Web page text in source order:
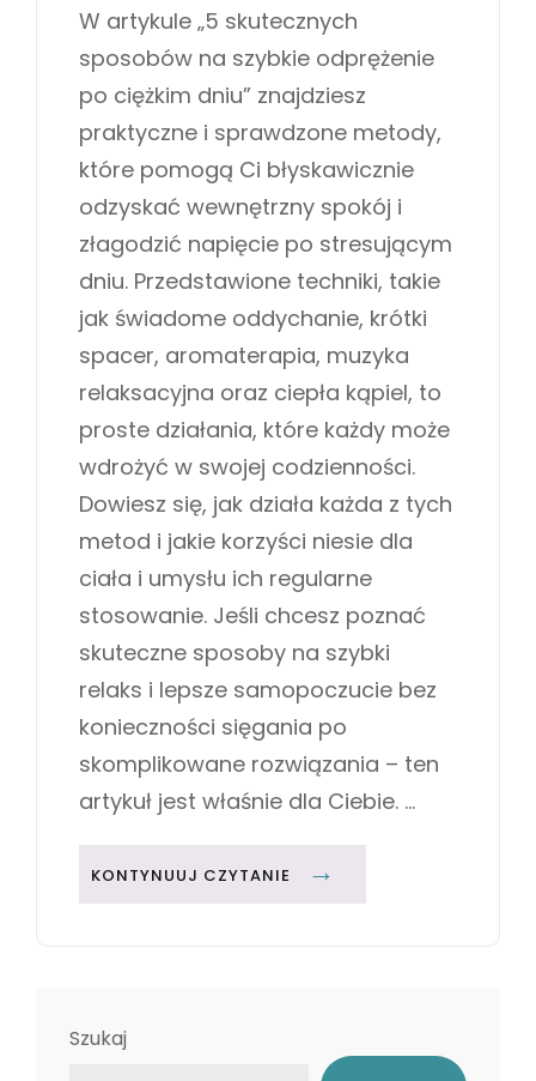
R
O
W
C
I
A
Ł
O
Y
S
Ł
s
e
d
o
n
E
G
O
I
E
W artykule „5 skutecznych
sposobów na szybkie odprężenie
po ciężkim dniu” znajdziesz
praktyczne i sprawdzone metody,
które pomogą Ci błyskawicznie
odzyskać wewnętrzny spokój i
złagodzić napięcie po stresującym
dniu. Przedstawione techniki, takie
jak świadome oddychanie, krótki
spacer, aromaterapia, muzyka
relaksacyjna oraz ciepła kąpiel, to
proste działania, które każdy może
wdrożyć w swojej codzienności.
Dowiesz się, jak działa każda z tych
metod i jakie korzyści niesie dla
ciała i umysłu ich regularne
stosowanie. Jeśli chcesz poznać
skuteczne sposoby na szybki
relaks i lepsze samopoczucie bez
konieczności sięgania po
skomplikowane rozwiązania – ten
artykuł jest właśnie dla Ciebie. …
KONTYNUUJ CZYTANIE
S
Szukaj